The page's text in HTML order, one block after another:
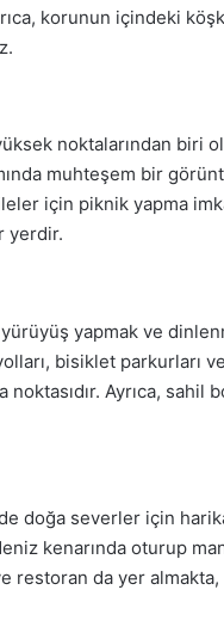
korunun içindeki
noktalarından biri
muhteşem bir
için piknik yapma
yerdir.
yapmak ve
bisiklet parkurları
Ayrıca, sahil
doğa severler için
kenarında oturup
restoran da yer